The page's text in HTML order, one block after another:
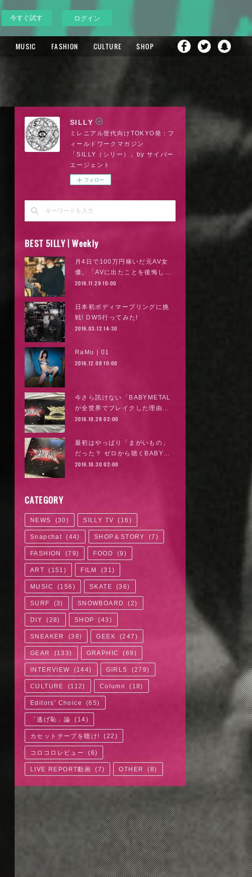
今すぐ試す ログイン
MUSIC FASHION CULTURE SHOP
SILLY
ミレニアル世代向けTOKYO発：フ
ィールドワークマガジン
「SILLY（シリー）」by サイバー
エージェント
フォロー
BEST 5ILLY | Weekly
月4日で100万円稼いだ元AV女
優。「AVに出たことを後悔し…
2016.11.29 10:00
日本初ボディマーブリングに挑
戦! DWS行ってみた!
2016.03.12 14:30
RaMu | 01
2016.12.08 10:00
今さら訊けない「BABYMETAL
が全世界でブレイクした理由…
2016.10.28 02:00
最初はやっぱり「まがいもの」
だった？ ゼロから聴くBABY…
2016.10.30 02:00
CATEGORY
NEWS (30) SILLY TV (16)
Snapchat (44) SHOP＆STORY (7)
FASHION (79) FOOD (9 )
ART ( 151 ) FILM (31)
MUSIC (156 ) SKATE (36)
SURF (3) SNOWBOARD (2)
DIY (28) SHOP (43)
SNEAKER (38) GEEK (247)
GEAR (133) GRAPHIC (69)
INTERVIEW (144) GIRLS (279)
CULTURE (112) Column (18)
Editors' Choice (65)
「逃げ恥」論 ( 14)
カセットテープを聴け! (22 )
コロコロレビュー (6)
LIVE REPORT動画 (7) OTHER (8)